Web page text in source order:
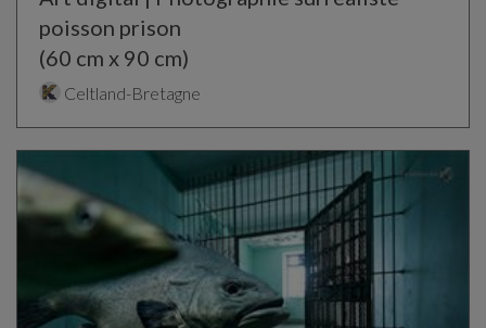
poisson prison
(60 cm x 90 cm)
Celtland-Bretagne